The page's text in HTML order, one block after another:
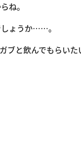
ね。
ょうか……。
ブと飲んでもらいた